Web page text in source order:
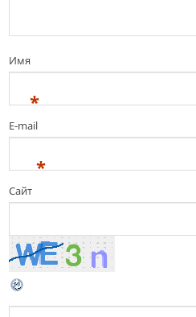
Имя
*
E-mail
*
Сайт